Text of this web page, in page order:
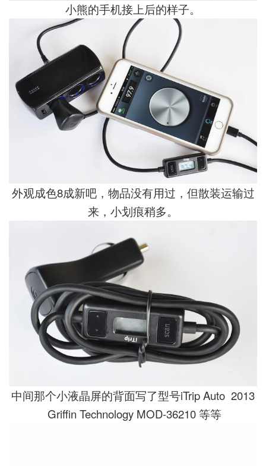
小熊的手机接上后的样子。
外观成色8成新吧，物品没有用过，但散装运输过
来，小划痕稍多。
中间那个小液晶屏的背面写了型号iTrip Auto 2013
Griffin Technology MOD-36210 等等